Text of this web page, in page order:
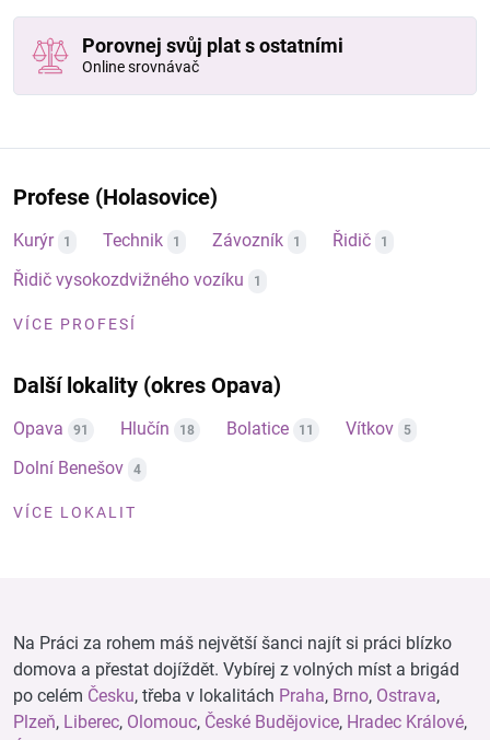
Porovnej svůj plat s ostatními
Online srovnávač
Profese (Holasovice)
Kurýr 1 Technik 1 Závozník 1 Řidič 1
Řidič vysokozdvižného vozíku 1
VÍCE PROFESÍ
Další lokality (okres Opava)
Opava 91 Hlučín 18 Bolatice 11 Vítkov 5
Dolní Benešov 4
VÍCE LOKALIT
Na Práci za rohem máš největší šanci najít si práci blízko
domova a přestat dojíždět. Vybírej z volných míst a brigád
po celém Česku, třeba v lokalitách Praha, Brno, Ostrava,
Plzeň, Liberec, Olomouc, České Budějovice, Hradec Králové,